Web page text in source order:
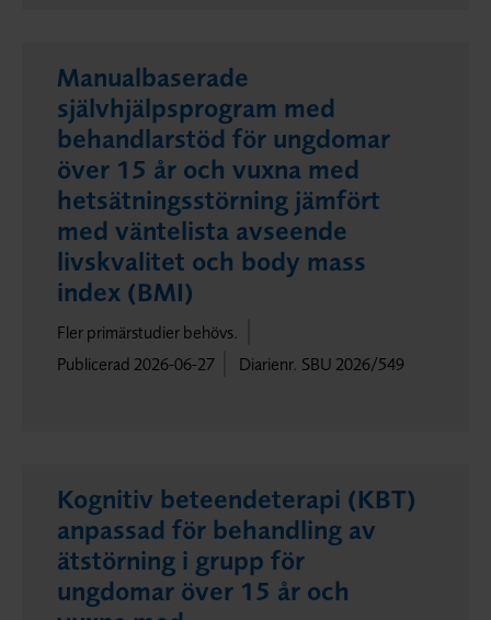
Manualbaserade
självhjälpsprogram med
behandlarstöd för ungdomar
över 15 år och vuxna med
hetsätningsstörning jämfört
med väntelista avseende
livskvalitet och body mass
index (BMI)
Fler primärstudier behövs.
Publicerad 2026-06-27
Diarienr. SBU 2026/549
Kognitiv beteendeterapi (KBT)
anpassad för behandling av
ätstörning i grupp för
ungdomar över 15 år och